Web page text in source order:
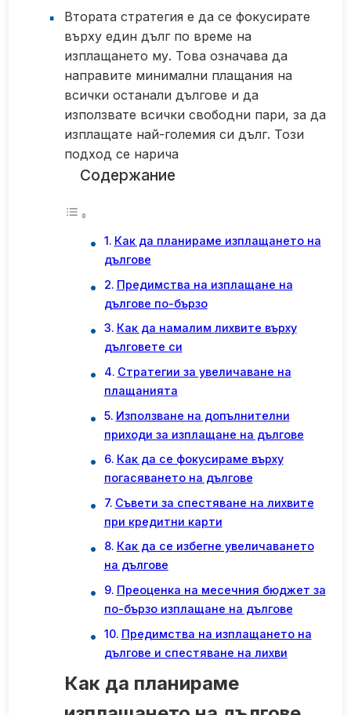
Втората стратегия е да се фокусирате
върху един дълг по време на
изплащането му. Това означава да
направите минимални плащания на
всички останали дългове и да
използвате всички свободни пари, за да
изплащате най-големия си дълг. Този
подход се нарича
Содержание
Как да планираме изплащането на
дългове
Предимства на изплащане на
дългове по-бързо
Как да намалим лихвите върху
дълговете си
Стратегии за увеличаване на
плащанията
Използване на допълнителни
приходи за изплащане на дългове
Как да се фокусираме върху
погасяването на дългове
Съвети за спестяване на лихвите
при кредитни карти
Как да се избегне увеличаването
на дългове
Преоценка на месечния бюджет за
по-бързо изплащане на дългове
Предимства на изплащането на
дългове и спестяване на лихви
Как да планираме